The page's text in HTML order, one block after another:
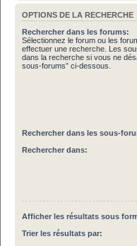
OPTIONS DE LA RECHERCHE
Rechercher dans les forums:
Sélectionnez le forum ou les
effectuer une recherche. Les
dans la recherche si vous ne
sous-forums” ci-dessous.
Rechercher dans les sous-
Rechercher dans:
Afficher les résultats sous
Trier les résultats par: